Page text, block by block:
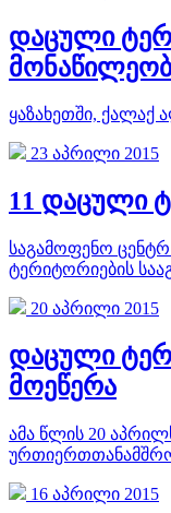
დაცული
ყაზახეთში,
23 აპრილი 2015
11 დაცული
საგამოფენო
ტერიტორიების
20 აპრილი 2015
დაცული
მოეწერა
ამა წლის 20
16 აპრილი 2015